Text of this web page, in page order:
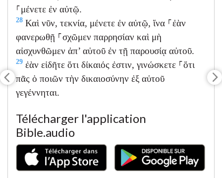
⸀μένετε ἐν αὐτῷ.
28 Καὶ νῦν, τεκνία, μένετε ἐν αὐτῷ, ἵνα ⸀ἐὰν
φανερωθῇ ⸀σχῶμεν παρρησίαν καὶ μὴ
αἰσχυνθῶμεν ἀπ’ αὐτοῦ ἐν τῇ παρουσίᾳ αὐτοῦ.
29 ἐὰν εἰδῆτε ὅτι δίκαιός ἐστιν, γινώσκετε ⸀ὅτι
πᾶς ὁ ποιῶν τὴν δικαιοσύνην ἐξ αὐτοῦ
γεγέννηται.
Télécharger l'application
Bible.audio